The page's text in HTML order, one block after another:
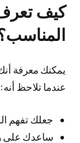
كيف
يمكنك معرفة
عندما تلاحظ أنه:
جعلك تفهم
ساعدك على